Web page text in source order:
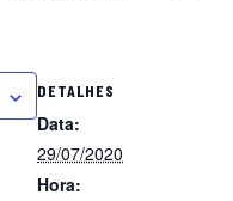
DETALHES
Data:
29/07/2020
Hora: